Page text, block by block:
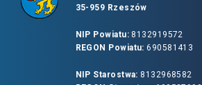
35-959 Rzeszów
NIP Powiatu:8132919572
REGON Powiatu: 690581413
NIP Starostwa: 8132968582